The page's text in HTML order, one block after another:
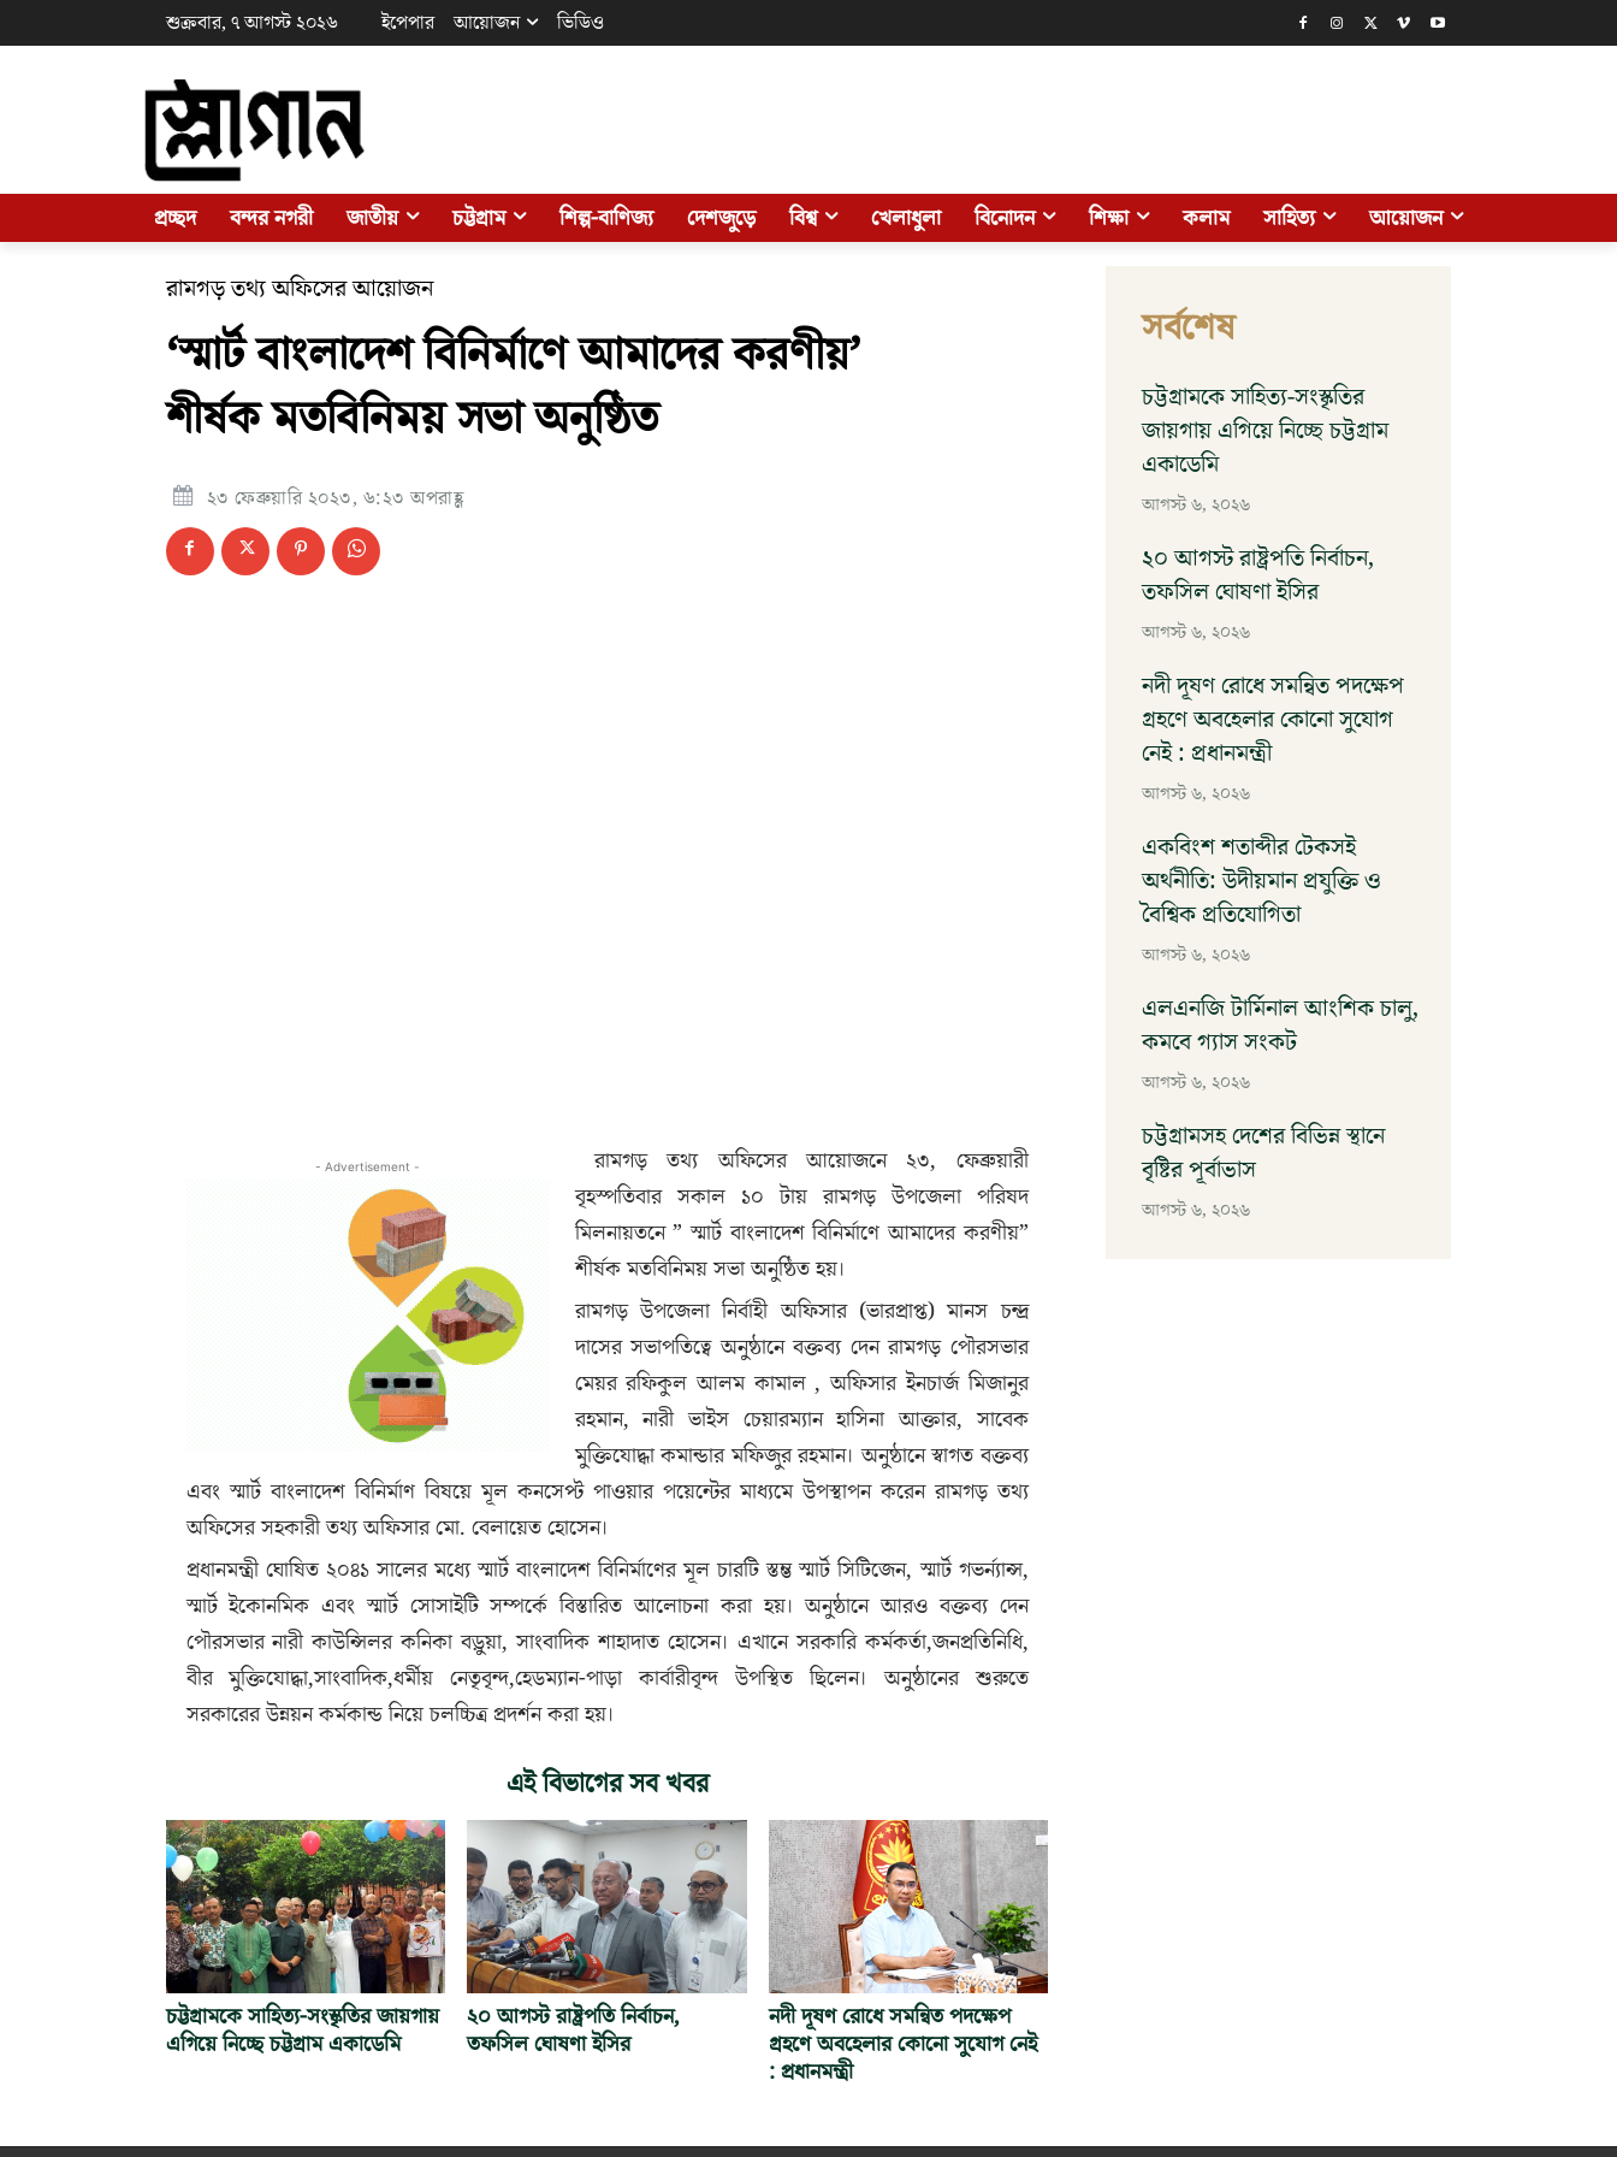
শুক্রবার, ৭ আগস্ট ২০২৬ ইপেপার আয়োজন ভিডিও
প্রচ্ছদ বন্দর নগরী জাতীয় চট্টগ্রাম শিল্প-বাণিজ্য দেশজুড়ে বিশ্ব খেলাধুলা বিনোদন শিক্ষা কলাম সাহিত্য আয়োজন
রামগড় তথ্য অফিসের আয়োজন
‘স্মার্ট বাংলাদেশ বিনির্মাণে আমাদের করণীয়’
শীর্ষক মতবিনিময় সভা অনুষ্ঠিত
২৩ ফেব্রুয়ারি ২০২৩, ৬:২৩ অপরাহ্ণ
- Advertisement -
রামগড় তথ্য অফিসের আয়োজনে ২৩, ফেব্রুয়ারী
বৃহস্পতিবার সকাল ১০ টায় রামগড় উপজেলা পরিষদ
মিলনায়তনে ” স্মার্ট বাংলাদেশ বিনির্মাণে আমাদের করণীয়”
শীর্ষক মতবিনিময় সভা অনুষ্ঠিত হয়।
রামগড় উপজেলা নির্বাহী অফিসার (ভারপ্রাপ্ত) মানস চন্দ্র
দাসের সভাপতিত্বে অনুষ্ঠানে বক্তব্য দেন রামগড় পৌরসভার
মেয়র রফিকুল আলম কামাল , অফিসার ইনচার্জ মিজানুর
রহমান, নারী ভাইস চেয়ারম্যান হাসিনা আক্তার, সাবেক
মুক্তিযোদ্ধা কমান্ডার মফিজুর রহমান। অনুষ্ঠানে স্বাগত বক্তব্য
এবং স্মার্ট বাংলাদেশ বিনির্মাণ বিষয়ে মূল কনসেপ্ট পাওয়ার পয়েন্টের মাধ্যমে উপস্থাপন করেন রামগড় তথ্য
অফিসের সহকারী তথ্য অফিসার মো. বেলায়েত হোসেন।
প্রধানমন্ত্রী ঘোষিত ২০৪১ সালের মধ্যে স্মার্ট বাংলাদেশ বিনির্মাণের মূল চারটি স্তম্ভ স্মার্ট সিটিজেন, স্মার্ট গভর্ন্যান্স,
স্মার্ট ইকোনমিক এবং স্মার্ট সোসাইটি সম্পর্কে বিস্তারিত আলোচনা করা হয়। অনুষ্ঠানে আরও বক্তব্য দেন
পৌরসভার নারী কাউন্সিলর কনিকা বড়ুয়া, সাংবাদিক শাহাদাত হোসেন। এখানে সরকারি কর্মকর্তা,জনপ্রতিনিধি,
বীর মুক্তিযোদ্ধা,সাংবাদিক,ধর্মীয় নেতৃবৃন্দ,হেডম্যান-পাড়া কার্বারীবৃন্দ উপস্থিত ছিলেন। অনুষ্ঠানের শুরুতে
সরকারের উন্নয়ন কর্মকান্ড নিয়ে চলচ্চিত্র প্রদর্শন করা হয়।
এই বিভাগের সব খবর
চট্টগ্রামকে সাহিত্য-সংস্কৃতির জায়গায়
এগিয়ে নিচ্ছে চট্টগ্রাম একাডেমি
২০ আগস্ট রাষ্ট্রপতি নির্বাচন,
তফসিল ঘোষণা ইসির
নদী দূষণ রোধে সমন্বিত পদক্ষেপ
গ্রহণে অবহেলার কোনো সুযোগ নেই
: প্রধানমন্ত্রী
সর্বশেষ
চট্টগ্রামকে সাহিত্য-সংস্কৃতির
জায়গায় এগিয়ে নিচ্ছে চট্টগ্রাম
একাডেমি
আগস্ট ৬, ২০২৬
২০ আগস্ট রাষ্ট্রপতি নির্বাচন,
তফসিল ঘোষণা ইসির
আগস্ট ৬, ২০২৬
নদী দূষণ রোধে সমন্বিত পদক্ষেপ
গ্রহণে অবহেলার কোনো সুযোগ
নেই : প্রধানমন্ত্রী
আগস্ট ৬, ২০২৬
একবিংশ শতাব্দীর টেকসই
অর্থনীতি: উদীয়মান প্রযুক্তি ও
বৈশ্বিক প্রতিযোগিতা
আগস্ট ৬, ২০২৬
এলএনজি টার্মিনাল আংশিক চালু,
কমবে গ্যাস সংকট
আগস্ট ৬, ২০২৬
চট্টগ্রামসহ দেশের বিভিন্ন স্থানে
বৃষ্টির পূর্বাভাস
আগস্ট ৬, ২০২৬